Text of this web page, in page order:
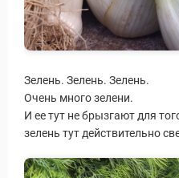
Зелень. Зелень. Зелень.
Очень много зелени.
И ее тут не брызгают для
зелень тут действительно